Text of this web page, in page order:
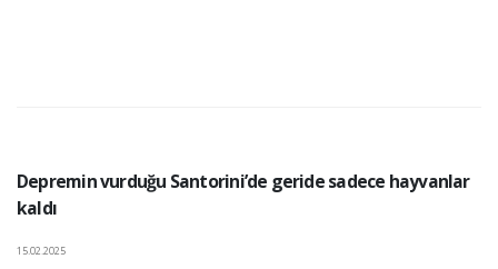
Depremin vurduğu Santorini’de geride sadece hayvanlar
kaldı
15.02.2025